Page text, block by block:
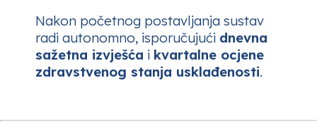
Nakon početnog postavljanja sustav
radi autonomno, isporučujući dnevna
sažetna izvješća i kvartalne ocjene
zdravstvenog stanja usklađenosti.